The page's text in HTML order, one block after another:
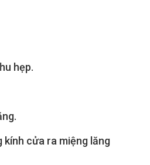
hẹp.
cửa ra miệng lăng